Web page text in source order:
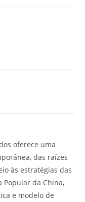
oferece uma
das raízes
às estratégias das
Popular da China,
e modelo de